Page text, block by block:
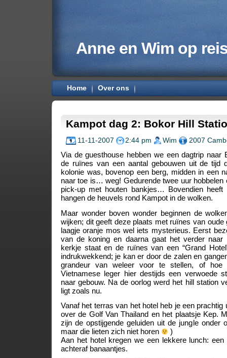
Anne en Wim op
Home Over ons
Kampot dag 2: Bokor Hill
11-11-2007 2:44 pm Wim 2007
Via de guesthouse hebben we een dagtrip naar
de ruïnes van een aantal gebouwen uit de tijd
kolonie was, bovenop een berg, midden in een
naar toe is… weg! Gedurende twee uur hobbelen
pick-up met houten bankjes… Bovendien heeft
hangen de heuvels rond Kampot in de wolken.
Maar wonder boven wonder beginnen de
wijken; dit geeft deze plaats met ruïnes van oude
laagje oranje mos wel iets mysterieus. Eerst
van de koning en daarna gaat het verder
kerkje staat en de ruïnes van een “Grand
indrukwekkend; je kan er door de zalen en
grandeur van weleer voor te stellen, of
Vietnamese leger hier destijds een verwoede
naar gebouw. Na de oorlog werd het hill station
ligt zoals nu.
Vanaf het terras van het hotel heb je een
over de Golf Van Thailand en het plaatsje Kep.
zijn de opstijgende geluiden uit de jungle onder
maar die lieten zich niet horen
)
Aan het hotel kregen we een lekkere lunch:
achteraf banaantjes.